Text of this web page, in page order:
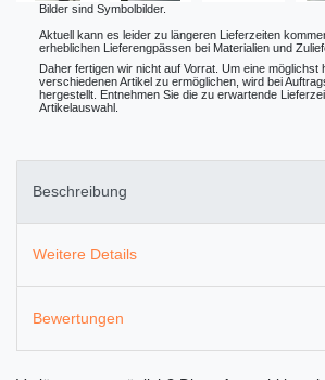
Bilder sind Symbolbilder.
Aktuell kann es leider zu längeren Lieferzeiten
erheblichen Lieferengpässen bei Materialien und
Daher fertigen wir nicht auf Vorrat. Um eine möglichst
verschiedenen Artikel zu ermöglichen, wird bei
hergestellt. Entnehmen Sie die zu erwartende
Artikelauswahl.
Beschreibung
Weitere Details
Bewertungen